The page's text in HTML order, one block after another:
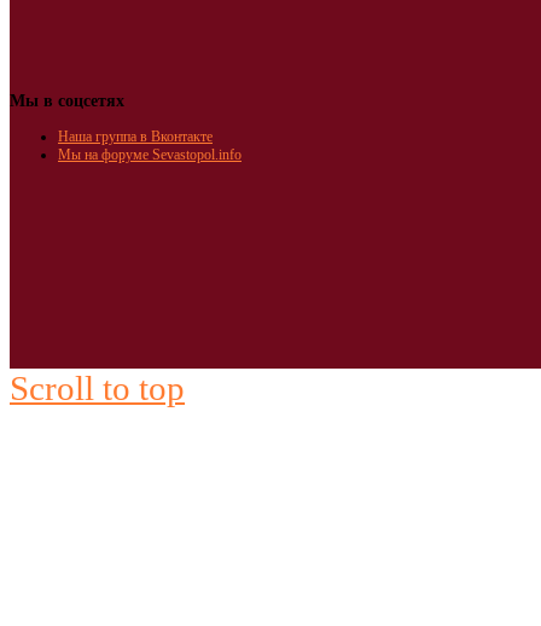
Мы в соцсетях
Наша группа в Вконтакте
Мы на форуме Sevastopol.info
Scroll to top